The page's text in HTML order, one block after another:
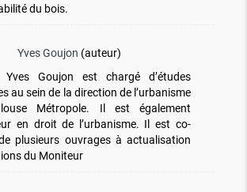
du bois.
Yves Goujon (auteur)
Yves Goujon est chargé d’études
au sein de la direction de l’urbanisme
Métropole. Il est également
en droit de l’urbanisme. Il est co-
plusieurs ouvrages à actualisation
du Moniteur